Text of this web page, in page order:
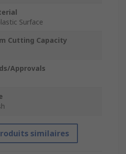
Surface
Cutting Capacity
Approvals
similaires